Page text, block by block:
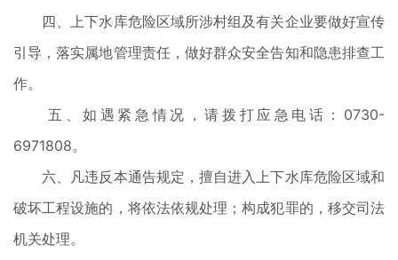
四、上下水库危险区域所涉村组及有关企业要做好宣传
引导，落实属地管理责任，做好群众安全告知和隐患排查工
作。
五、如遇紧急情况，请拨打应急电话：0730-
6971808。
六、凡违反本通告规定，擅自进入上下水库危险区域和
破坏工程设施的，将依法依规处理；构成犯罪的，移交司法
机关处理。